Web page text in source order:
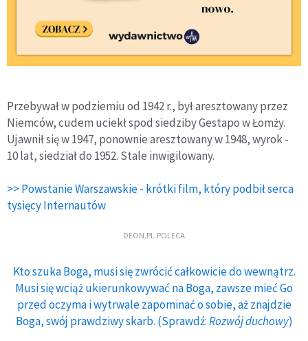
Przebywał w podziemiu od 1942 r., był aresztowany przez
Niemców, cudem uciekł spod siedziby Gestapo w Łomży.
Ujawnił się w 1947, ponownie aresztowany w 1948, wyrok -
10 lat, siedział do 1952. Stale inwigilowany.
>> Powstanie Warszawskie - krótki film, który podbił serca
tysięcy Internautów
DEON.PL POLECA
Kto szuka Boga, musi się zwrócić całkowicie do wewnątrz.
Musi się wciąż ukierunkowywać na Boga, zawsze mieć Go
przed oczyma i wytrwale zapominać o sobie, aż znajdzie
Boga, swój prawdziwy skarb. (Sprawdź:Rozwój duchowy)